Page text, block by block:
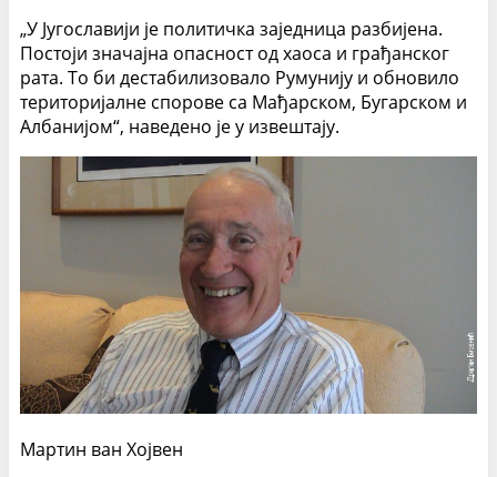
„У Југославији је политичка заједница разбијена.
Постоји значајна опасност од хаоса и грађанског
рата. То би дестабилизовало Румунију и обновило
територијалне спорове са Мађарском, Бугарском и
Ал­банијом“, наведено је у извештају.
Мартин ван Хојвен